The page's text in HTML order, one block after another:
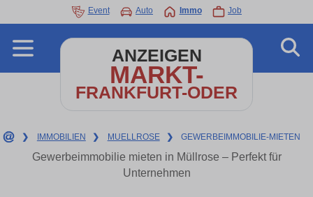
Event Auto Immo Job
ANZEIGEN
MARKT-
FRANKFURT-ODER
❯ IMMOBILIEN ❯ MUELLROSE ❯ GEWERBEIMMOBILIE-MIETEN
Gewerbeimmobilie mieten in Müllrose – Perfekt für
Unternehmen